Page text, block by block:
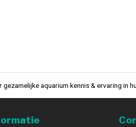
gezamelijke aquarium kennis & ervaring in